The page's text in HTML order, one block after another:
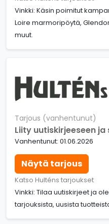
Vinkki: Käsin poimitut
Loire marmoripöytä,
muut.
Tarjous (vanhentunut)
Liity uutiskirjeeseen
Vanhentunut: 01.06.2026
Näytä tarjous
Katso Hulténs tarjoukset
Vinkki: Tilaa uutiskirjeet ja
tarjouksista, uusista